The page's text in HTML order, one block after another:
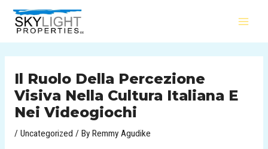
Skip
Il Ruolo Della Percezione
Visiva Nella Cultura Italiana E
Nei Videogiochi
/ Uncategorized / By Remmy Agudike
Post
navigation